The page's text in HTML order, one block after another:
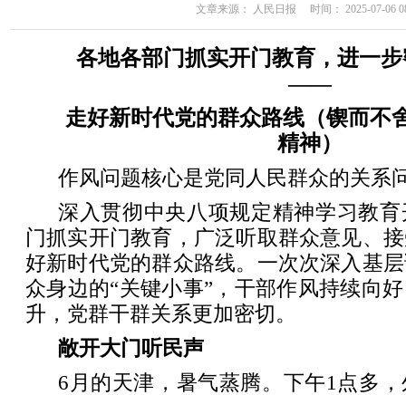
文章来源： 人民日报 时间： 2025-07-06
各地各部门抓实开门教育，进一
——
走好新时代党的群众路线（锲而不
精神）
作风问题核心是党同人民群众的关系
深入贯彻中央八项规定精神学习教
门抓实开门教育，广泛听取群众意见、
好新时代党的群众路线。一次次深入基
众身边的“关键小事”，干部作风持续向
升，党群干群关系更加密切。
敞开大门听民声
6月的天津，暑气蒸腾。下午1点多